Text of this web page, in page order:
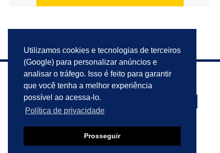
Utilizamos cookies e tecnologias de terceiros
(Google) para personalizar anúncios e
analisar o tráfego. Isso é feito para garantir
que você tenha a melhor experiência
possível ao acessa-lo.
Política de privacidade
Prosseguir
PRIVACIDADE ANUNCIE